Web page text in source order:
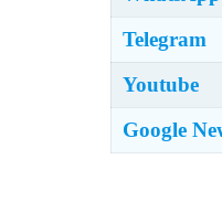
Telegram
Youtube
Google